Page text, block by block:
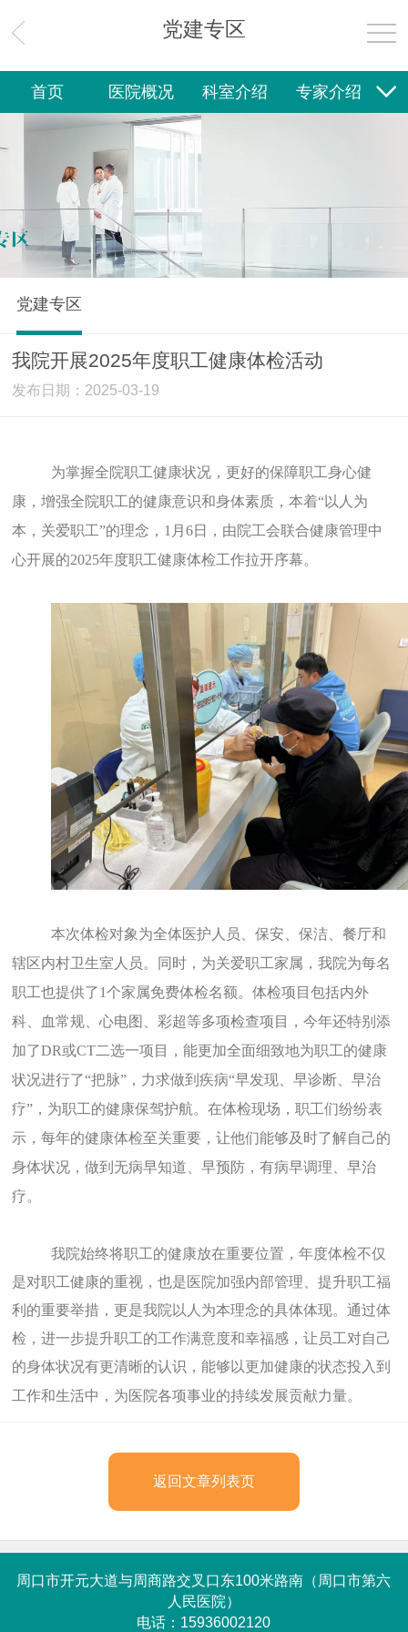
承办杂志 教学工作 进修实习 科研动态
住院医师规培
党建专区
院务公开
联系我们
党建专区
首页 医院概况 科室介绍 专家介绍
社区卫生
健康教育 党建专区
党建专区
我院开展2025年度职工健康体检活动
发布日期：2025-03-19
为掌握全院职工健康状况 ，更好的保障职工身心健
康，增强全院职工的健康意识和身体素质，本着“以人为
本，关爱职工”的理念，1月6日，由院工会联合健康管理中
心开展的2025年度职工健康体检工作拉开序幕。
本次体检对象为全体医护人员、保安、保洁、餐厅和
辖区内村卫生室人员。同时，为关爱职工家属，我院为每名
职工也提供了1个家属免费体检名额。体检项目包括内外
科、血常规、心电图、彩超等多项检查项目，今年还特别添
加了DR或CT二选一项目，能更加全面细致地为职工的健康
状况进行了“把脉”，力求做到疾病“早发现、早诊断、早治
疗”，为职工的健康保驾护航。在体检现场，职工们纷纷表
示，每年的健康体检至关重要，让他们能够及时了解自己的
身体状况，做到无病早知道、早预防，有病早调理、早治
疗。
我院始终将职工的健康放在重要位置，年度体检不仅
是对职工健康的重视，也是医院加强内部管理、提升职工福
利的重要举措，更是我院以人为本理念的具体体现。通过体
检，进一步提升职工的工作满意度和幸福感，让员工对自己
的身体状况有更清晰的认识，能够以更加健康的状态投入到
工作和生活中，为医院各项事业的持续发展贡献力量。
返回文章列表页
周口市开元大道与周商路交叉口东100米路南（周口市第六
人民医院）
电话：15936002120